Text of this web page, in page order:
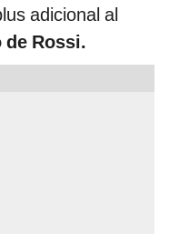
adicional al
de Rossi.